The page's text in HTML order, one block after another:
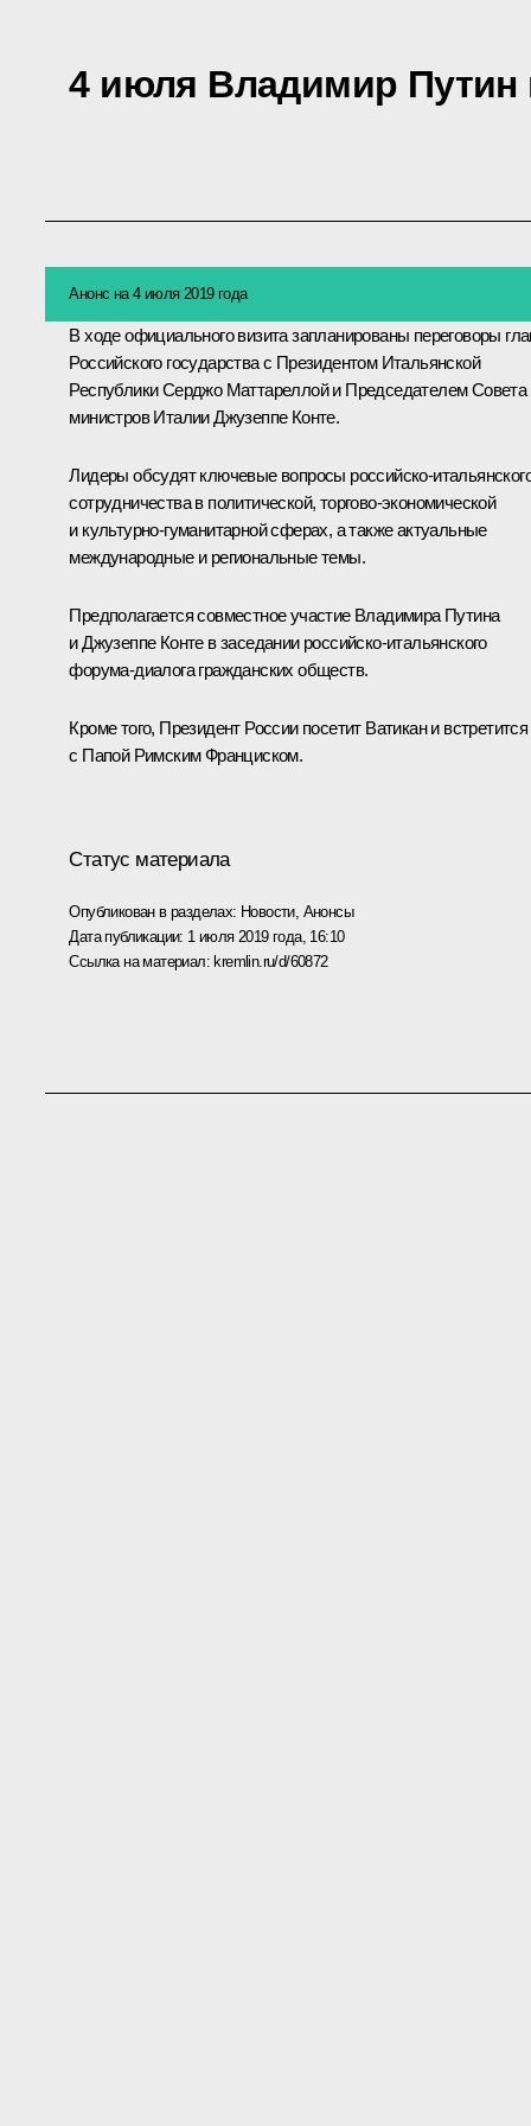
4 июля Владимир Путин
Анонс на 4 июля 2019 года
В ходе официального визита запланированы переговоры
Российского государства с Президентом Итальянской
Республики Серджо Маттареллой и Председателем Совета
министров Италии Джузеппе Конте.
Лидеры обсудят ключевые вопросы российско-
сотрудничества в политической, торгово-экономической
и культурно-гуманитарной сферах, а также актуальные
международные и региональные темы.
Предполагается совместное участие Владимира Путина
и Джузеппе Конте в заседании российско-итальянского
форума-диалога гражданских обществ.
Кроме того, Президент России посетит Ватикан и встретится
с Папой Римским Франциском.
Статус материала
Опубликован в разделах: Новости, Анонсы
Дата публикации: 1 июля 2019 года, 16:10
Ссылка на материал:kremlin.ru/d/60872